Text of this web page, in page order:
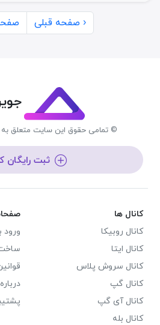
‹ صفحه قبلی
© تمامی حقوق این سایت متعلق
ثبت رایگان
کانال ها
کانال روبیکا
کانال ایتا
کانال سروش پلاس
کانال گپ
کانال آی گپ
کانال بله
ورود